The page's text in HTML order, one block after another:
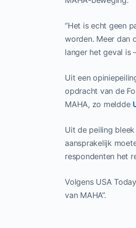
“Het is echt geen
worden. Meer dan
langer het geval is
Uit een
opdracht van de
MAHA, zo meldde
Uit de peiling
aansprakelijk
respondenten het
Volgens USA
van MAHA”.